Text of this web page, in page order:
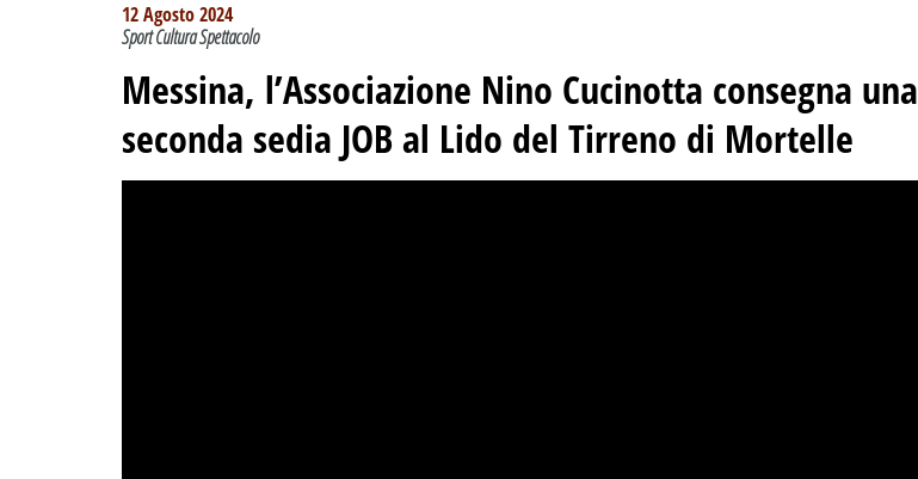
12 Agosto 2024
Sport Cultura Spettacolo
Messina, l’Associazione Nino Cucinotta consegna una
seconda sedia JOB al Lido del Tirreno di Mortelle